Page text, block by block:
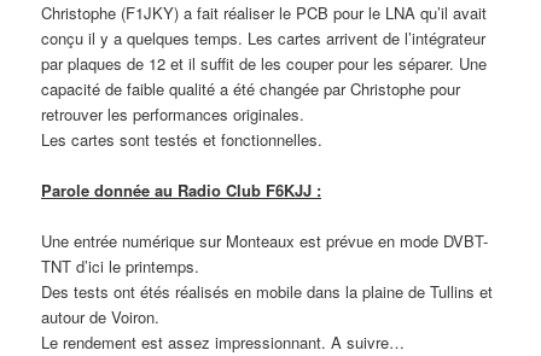
Christophe (F1JKY) a fait réaliser le PCB pour le LNA qu’il avait
conçu il y a quelques temps. Les cartes arrivent de l’intégrateur
par plaques de 12 et il suffit de les couper pour les séparer. Une
capacité de faible qualité a été changée par Christophe pour
retrouver les performances originales.
Les cartes sont testés et fonctionnelles.
Parole donnée au Radio Club F6KJJ :
Une entrée numérique sur Monteaux est prévue en mode DVBT-
TNT d’ici le printemps.
Des tests ont étés réalisés en mobile dans la plaine de Tullins et
autour de Voiron.
Le rendement est assez impressionnant. A suivre…